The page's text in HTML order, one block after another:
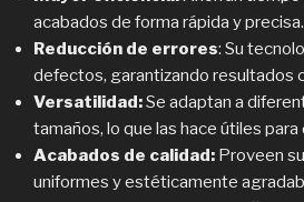
acabados de forma rápida y precisa.
Reducción de errores: Su
defectos, garantizando resultados
Versatilidad:Se adaptan a
tamaños, lo que las hace útiles
Acabados de calidad: Proveen
uniformes y estéticamente